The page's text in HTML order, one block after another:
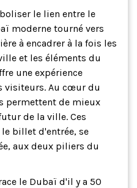
le lien entre le
moderne tourné vers
à encadrer à la fois les
et les éléments du
une expérience
visiteurs. Au cœur du
permettent de mieux
de la ville. Ces
billet d'entrée, se
aux deux piliers du
le Dubaï d'il y a 50